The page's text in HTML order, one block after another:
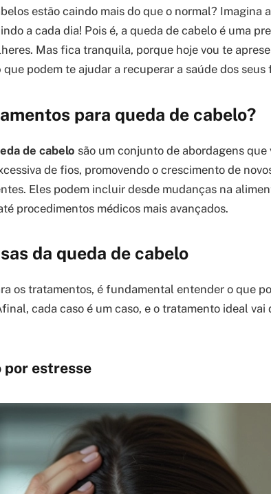
estão caindo mais do que o normal? Imagina
a cada dia! Pois é, a queda de cabelo é uma
Mas fica tranquila, porque hoje vou te
que podem te ajudar a recuperar a saúde dos seus
para queda de cabelo?
de cabelo são um conjunto de abordagens que
de fios, promovendo o crescimento de
Eles podem incluir desde mudanças na
procedimentos médicos mais avançados.
da queda de cabelo
os tratamentos, é fundamental entender o que
cada caso é um caso, e o tratamento ideal vai
por estresse